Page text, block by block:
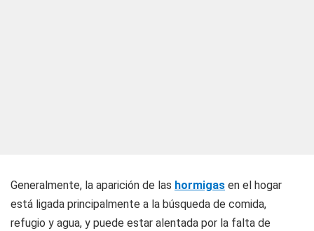
Generalmente, la aparición de las hormigas en el hogar
está ligada principalmente a la búsqueda de comida,
refugio y agua, y puede estar alentada por la falta de